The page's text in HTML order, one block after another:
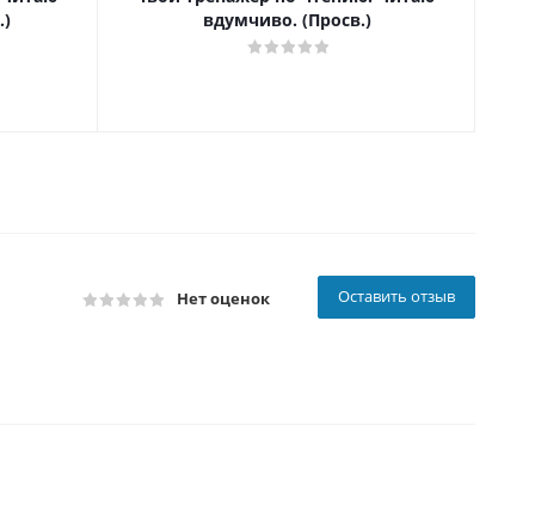
вдумчиво. (Просв.)
Нет оценок Оставить отзыв